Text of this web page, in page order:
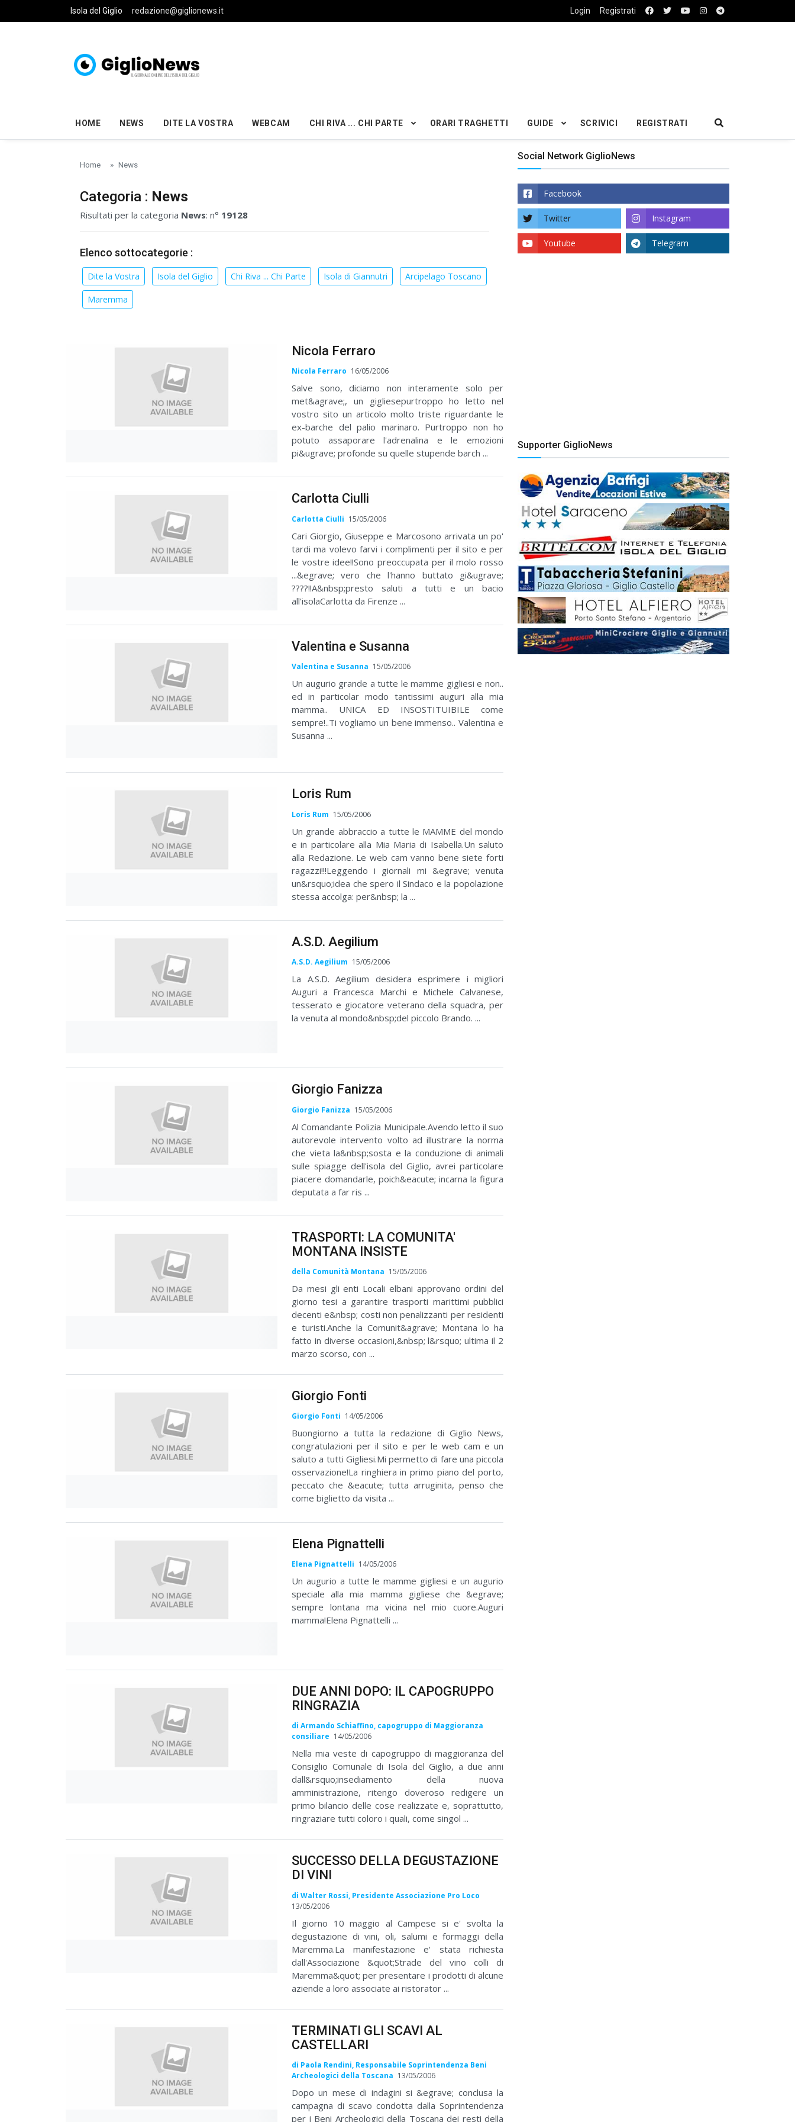
Skip to main content
Isola del Giglio redazione@giglionews.it Login Registrati
HOME NEWS DITE LA VOSTRA WEBCAM CHI RIVA ... CHI PARTE ORARI TRAGHETTI GUIDE SCRIVICI REGISTRATI
Home News
Categoria : News
Risultati per la categoria News: n° 19128
Elenco sottocategorie :
Dite la Vostra Isola del Giglio Chi Riva ... Chi Parte Isola di Giannutri Arcipelago Toscano
Maremma
Nicola Ferraro
Nicola Ferraro 16/05/2006
Salve sono, diciamo non interamente solo per
met&agrave;, un gigliesepurtroppo ho letto nel
vostro sito un articolo molto triste riguardante le
ex-barche del palio marinaro. Purtroppo non ho
potuto assaporare l'adrenalina e le emozioni
pi&ugrave; profonde su quelle stupende barch ...
Carlotta Ciulli
Carlotta Ciulli 15/05/2006
Cari Giorgio, Giuseppe e Marcosono arrivata un po'
tardi ma volevo farvi i complimenti per il sito e per
le vostre idee!!Sono preoccupata per il molo rosso
...&egrave; vero che l'hanno buttato gi&ugrave;
????!!A&nbsp;presto saluti a tutti e un bacio
all'isolaCarlotta da Firenze ...
Valentina e Susanna
Valentina e Susanna 15/05/2006
Un augurio grande a tutte le mamme gigliesi e non..
ed in particolar modo tantissimi auguri alla mia
mamma.. UNICA ED INSOSTITUIBILE come
sempre!..Ti vogliamo un bene immenso.. Valentina e
Susanna ...
Loris Rum
Loris Rum 15/05/2006
Un grande abbraccio a tutte le MAMME del mondo
e in particolare alla Mia Maria di Isabella.Un saluto
alla Redazione. Le web cam vanno bene siete forti
ragazzi!!!Leggendo i giornali mi &egrave; venuta
un&rsquo;idea che spero il Sindaco e la popolazione
stessa accolga: per&nbsp; la ...
A.S.D. Aegilium
A.S.D. Aegilium 15/05/2006
La A.S.D. Aegilium desidera esprimere i migliori
Auguri a Francesca Marchi e Michele Calvanese,
tesserato e giocatore veterano della squadra, per
la venuta al mondo&nbsp;del piccolo Brando. ...
Giorgio Fanizza
Giorgio Fanizza 15/05/2006
Al Comandante Polizia Municipale.Avendo letto il suo
autorevole intervento volto ad illustrare la norma
che vieta la&nbsp;sosta e la conduzione di animali
sulle spiagge dell'isola del Giglio, avrei particolare
piacere domandarle, poich&eacute; incarna la figura
deputata a far ris ...
TRASPORTI: LA COMUNITA'
MONTANA INSISTE
della Comunità Montana 15/05/2006
Da mesi gli enti Locali elbani approvano ordini del
giorno tesi a garantire trasporti marittimi pubblici
decenti e&nbsp; costi non penalizzanti per residenti
e turisti.Anche la Comunit&agrave; Montana lo ha
fatto in diverse occasioni,&nbsp; l&rsquo; ultima il 2
marzo scorso, con ...
Giorgio Fonti
Giorgio Fonti 14/05/2006
Buongiorno a tutta la redazione di Giglio News,
congratulazioni per il sito e per le web cam e un
saluto a tutti Gigliesi.Mi permetto di fare una piccola
osservazione!La ringhiera in primo piano del porto,
peccato che &eacute; tutta arruginita, penso che
come biglietto da visita ...
Elena Pignattelli
Elena Pignattelli 14/05/2006
Un augurio a tutte le mamme gigliesi e un augurio
speciale alla mia mamma gigliese che &egrave;
sempre lontana ma vicina nel mio cuore.Auguri
mamma!Elena Pignattelli ...
DUE ANNI DOPO: IL CAPOGRUPPO
RINGRAZIA
di Armando Schiaffino, capogruppo di Maggioranza
consiliare 14/05/2006
Nella mia veste di capogruppo di maggioranza del
Consiglio Comunale di Isola del Giglio, a due anni
dall&rsquo;insediamento della nuova
amministrazione, ritengo doveroso redigere un
primo bilancio delle cose realizzate e, soprattutto,
ringraziare tutti coloro i quali, come singol ...
SUCCESSO DELLA DEGUSTAZIONE
DI VINI
di Walter Rossi, Presidente Associazione Pro Loco
13/05/2006
Il giorno 10 maggio al Campese si e' svolta la
degustazione di vini, oli, salumi e formaggi della
Maremma.La manifestazione e' stata richiesta
dall'Associazione &quot;Strade del vino colli di
Maremma&quot; per presentare i prodotti di alcune
aziende a loro associate ai ristorator ...
TERMINATI GLI SCAVI AL
CASTELLARI
di Paola Rendini, Responsabile Soprintendenza Beni
Archeologici della Toscana 13/05/2006
Dopo un mese di indagini si &egrave; conclusa la
campagna di scavo condotta dalla Soprintendenza
per i Beni Archeologici della Toscana dei resti della
Social Network GiglioNews
Facebook
Twitter Instagram
Youtube Telegram
Supporter GiglioNews